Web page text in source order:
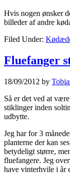
Hvis nogen ønsker
billeder af andre
Filed Under:
Fluefanger
18/09/2012 by
Så er det ved at
stiklinger inden
udbytte.
Jeg har for 3
planterne der kan
betydeligt større,
fluefangere. Jeg
have vinterhvile i år